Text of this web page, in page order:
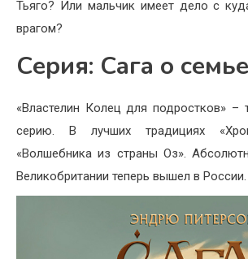
Тьяго? Или мальчик имеет дело с
врагом?
Серия: Сага о
«Властелин Колец для подростков» –
серию. В лучших традициях
«Волшебника из страны Оз».
Великобритании теперь вышел в России.